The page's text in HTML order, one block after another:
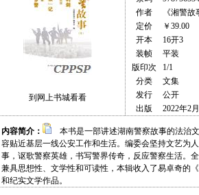
到网上书城看看
作者
《湘警
定价
￥39.00
开本
16开3
装帧
平装
版印次
1/1
分类
文集
发行
公开
出版
2022年2月
内容简介：
本书是一部讲述湖南警察故事的法治文
容贴近基层一线公安工作和生活。编委会坚持文艺为
事，讴歌警察英雄，书写警界传奇，反应警察生活。
兼具思想性、文学性和可读性，本辑收入了易卓奇的
和纪实文学作品。